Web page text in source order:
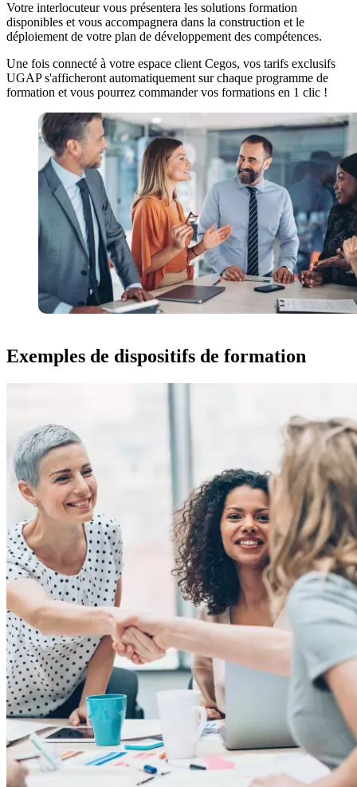
Votre interlocuteur vous présentera les solutions formation
disponibles et vous accompagnera dans la construction et le
déploiement de votre plan de développement des compétences.
Une fois connecté à votre espace client Cegos, vos tarifs exclusifs
UGAP s'afficheront automatiquement sur chaque programme de
formation et vous pourrez commander vos formations en 1 clic !
Exemples de dispositifs de formation